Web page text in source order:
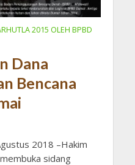
2015 OLEH BPBD
Dana
Bencana
2018 –Hakim
sidang